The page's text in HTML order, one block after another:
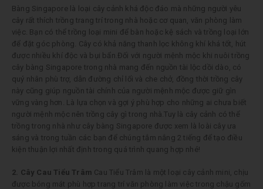
Bàng Singapore là loại cây cảnh khá độc đáo mà những người yêu
cây rất thích trồng trang trí trong nhà hoặc cơ quan, văn phòng làm
việc. Bạn có thể trồng loại mini để bàn hoặc kệ sách và trồng loại lớn
để đặt góc phòng. Cây có khả năng thanh lọc không khí khá tốt, hút
được nhiều khí độc và bụi bẩn.Đối với người mệnh mộc khi nuôi trồng
cây bàng Singapore trong nhà mang đến nguồn tài lộc dồi dào, có
quý nhân phù trợ, dẫn đường chỉ lối và che chở, đồng thời trồng cây
này cũng giúp nguồn tài chính của người mệnh mộc được giữ gìn
vững vàng hơn. Là lựa chọn và gợi ý phù hợp cho những ai chưa biết
người mệnh mộc nên trồng cây gì trong nhà.Tuy là cây cảnh có thể
trồng trong nhà như cây bàng Singapore được xem là loài cây ưa
sáng và trong tuần các bạn để chúng tắm nắng 2 tiếng để tạo điều
kiện thuận lợi nhất định trong quá trình quang hợp nhé!
2. Cây Cau Tiểu Trâm Cau Tiểu Trâm là một loại cây cảnh mini, chịu
được bóng mát phù hợp trang trí văn phòng làm việc trong chậu gốm